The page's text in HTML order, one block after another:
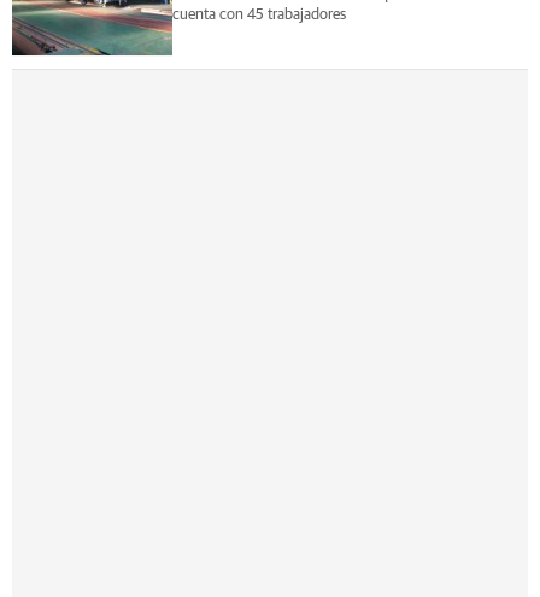
cuenta con 45 trabajadores